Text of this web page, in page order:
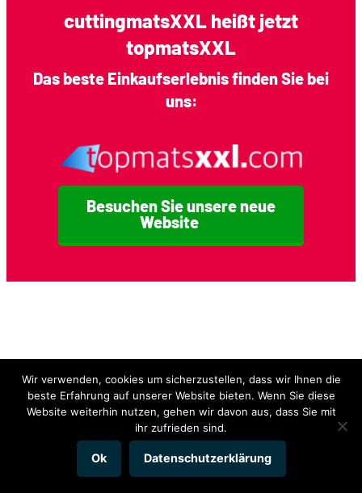
cuttingmatsXXL heißt jetzt
topmatsXXL
Das beste Einkaufserlebnis finden Sie bei
uns:
Besuchen Sie unsere neue
Website
Wir verwenden, cookies um sicherzustellen, dass wir Ihnen die
beste Erfahrung auf unserer Website bieten. Wenn Sie diese
Website weiterhin nutzen, gehen wir davon aus, dass Sie mit
ihr zufrieden sind.
Ok Datenschutzerklärung